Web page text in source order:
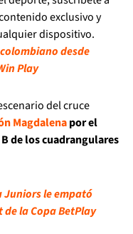
exclusivo y
dispositivo.
desde
Play
del cruce
Magdalenapor el
de los cuadrangulares
Juniors le empató
la Copa BetPlay